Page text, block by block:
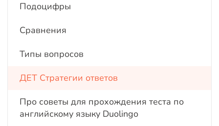
Подоцифры
Сравнения
Типы вопросов
ДЕТ Стратегии ответов
Про советы для прохождения теста по
английскому языку Duolingo